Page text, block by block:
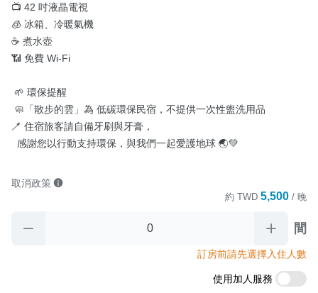
📺 42 吋液晶電視
🧊 冰箱、冷暖氣機
☕ 煮水壺
📶 免費 Wi-Fi
🪥 住宿旅客請自備牙刷與牙膏，
  感謝您以行動支持環保，與我們一起愛護地球 🌏💚
取消政策
約 TWD 5,500 / 晚
間
訂房前請先選擇入住人數
使用加人服務